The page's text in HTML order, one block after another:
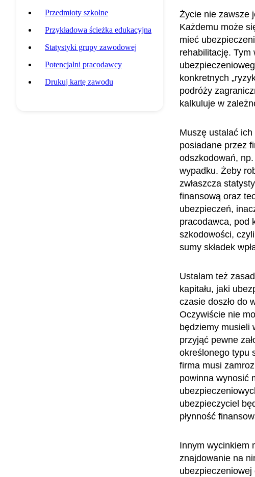
Przedmioty szkolne
Przykładowa ścieżka edukacyjna
Statystyki grupy zawodowej
Potencjalni pracodawcy
Drukuj kartę zawodu
Życie nie zawsze
Każdemu może
mieć
rehabilitację. Tym
konkretnych
podróży
kalkuluje w
Muszę ustalać
posiadane przez
odszkodowań,
wypadku. Żeby
zwłaszcza
finansową oraz
ubezpieczeń,
pracodawca, pod
szkodowości,
sumy składek
Ustalam też
kapitału, jaki
czasie doszło do
Oczywiście nie
będziemy musieli
przyjąć pewne
określonego typu
firma musi
powinna wynosić
ubezpieczyciel
płynność
Innym wycinkiem
znajdowanie na